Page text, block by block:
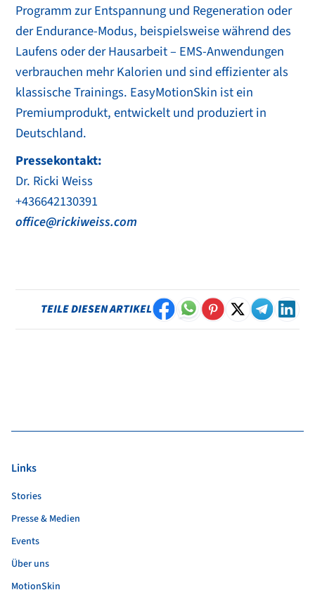
Programm zur Entspannung und Regeneration oder
der Endurance-Modus, beispielsweise während des
Laufens oder der Hausarbeit – EMS-Anwendungen
verbrauchen mehr Kalorien und sind effizienter als
klassische Trainings. EasyMotionSkin ist ein
Premiumprodukt, entwickelt und produziert in
Deutschland.
Pressekontakt:
Dr. Ricki Weiss
+436642130391
office@rickiweiss.com
TEILE DIESEN ARTIKEL
Links
Stories
Presse & Medien
Events
Über uns
MotionSkin